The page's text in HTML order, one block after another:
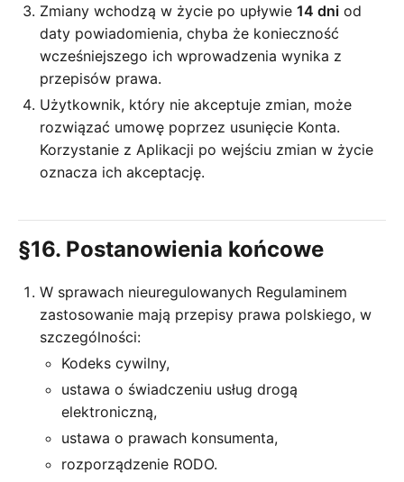
Zmiany wchodzą w życie po upływie 14 dni od
daty powiadomienia, chyba że konieczność
wcześniejszego ich wprowadzenia wynika z
przepisów prawa.
Użytkownik, który nie akceptuje zmian, może
rozwiązać umowę poprzez usunięcie Konta.
Korzystanie z Aplikacji po wejściu zmian w życie
oznacza ich akceptację.
§16. Postanowienia końcowe
W sprawach nieuregulowanych Regulaminem
zastosowanie mają przepisy prawa polskiego, w
szczególności:
Kodeks cywilny,
ustawa o świadczeniu usług drogą
elektroniczną,
ustawa o prawach konsumenta,
rozporządzenie RODO.